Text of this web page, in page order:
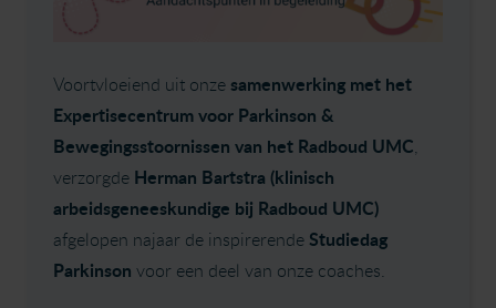
Voortvloeiend uit onzesamenwerking met het
Expertisecentrum voor Parkinson &
Bewegingsstoornissen van het Radboud UMC,
verzorgde Herman Bartstra (klinisch
arbeidsgeneeskundige bij Radboud UMC)
afgelopen najaar de inspirerende Studiedag
Parkinson voor een deel van onze coaches.